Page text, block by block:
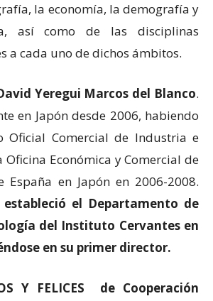
la economía, la demografía y
así como de las disciplinas
a cada uno de dichos ámbitos.
Yeregui Marcos del Blanco.
en Japón desde 2006, habiendo
Oficial Comercial de Industria e
Oficina Económica y Comercial de
España en Japón en 2006-2008.
estableció el Departamento de
del Instituto Cervantes en
en su primer director.
Y FELICES de Cooperación